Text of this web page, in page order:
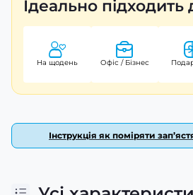
Ідеально підходить
На щодень Офіс / Бізнес
Інструкція як поміряти